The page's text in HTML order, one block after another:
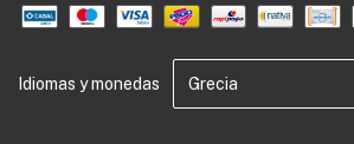
Idiomas y monedas